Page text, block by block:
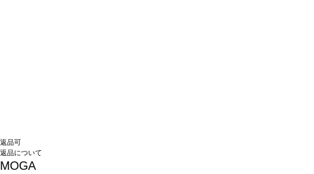
返品可
返品について
MOGA